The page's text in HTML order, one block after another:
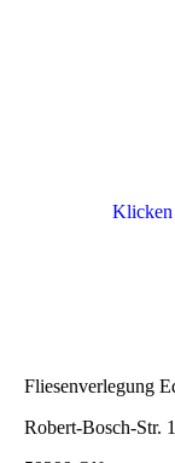
Klicken
Fliesenverlegung
Robert-Bosch-Str.